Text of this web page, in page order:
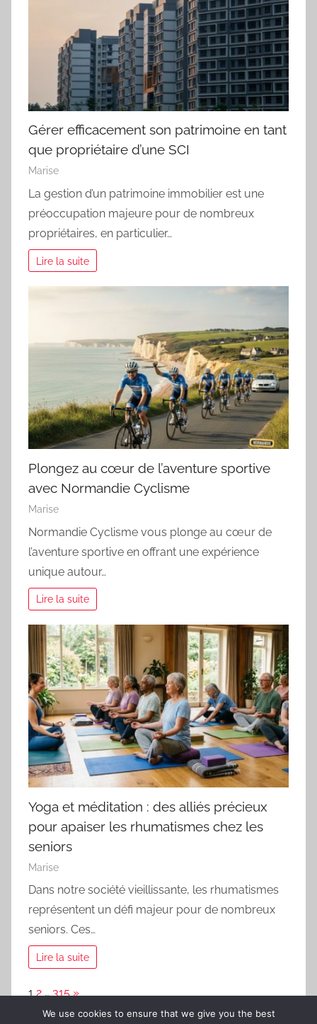
Gérer efficacement son patrimoine en tant
que propriétaire d’une SCI
Marise
La gestion d’un patrimoine immobilier est une
préoccupation majeure pour de nombreux
propriétaires, en particulier…
Lire la suite
Plongez au cœur de l’aventure sportive
avec Normandie Cyclisme
Marise
Normandie Cyclisme vous plonge au cœur de
l’aventure sportive en offrant une expérience
unique autour…
Lire la suite
Yoga et méditation : des alliés précieux
pour apaiser les rhumatismes chez les
seniors
Marise
Dans notre société vieillissante, les rhumatismes
représentent un défi majeur pour de nombreux
seniors. Ces…
Lire la suite
Page:
1 2 … 315 Next
»
We use cookies to ensure that we give you the best